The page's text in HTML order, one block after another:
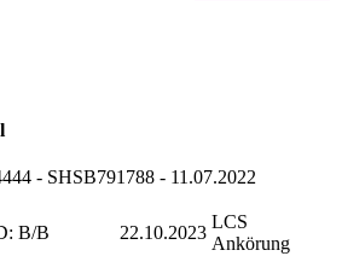
- SHSB791788 - 11.07.2022
B/B 22.10.2023
LCS
Ankörung